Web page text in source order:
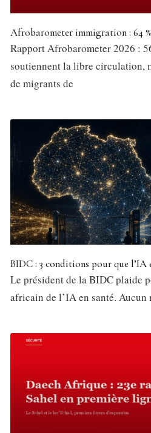
Afrobarometer immigration : 64
Rapport Afrobarometer 2026 :
soutiennent la libre circulation,
de migrants de
BIDC : 3 conditions pour que l’IA
Le président de la BIDC plaide
africain de l’IA en santé. Aucun